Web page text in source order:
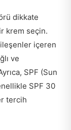
dikkate
krem seçin.
içeren
ve
SPF (Sun
SPF 30
tercih